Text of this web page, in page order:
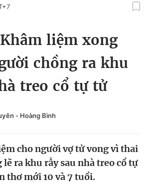
Magazine
liệm xong
chồng ra khu
treo cổ tự tử
- Hoàng Bình
cho người vợ tử vong vì thai
ra khu rẫy sau nhà treo cổ tự
thơ mới 10 và 7 tuổi.